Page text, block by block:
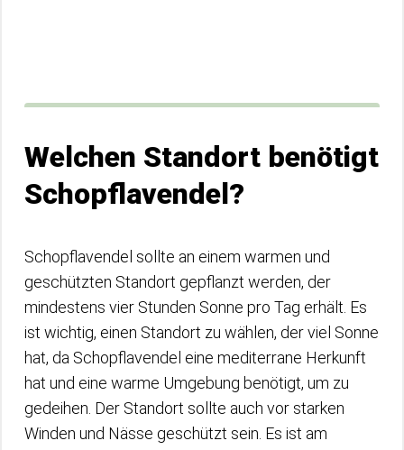
Welchen Standort benötigt
Schopflavendel?
Schopflavendel sollte an einem warmen und
geschützten Standort gepflanzt werden, der
mindestens vier Stunden Sonne pro Tag erhält. Es
ist wichtig, einen Standort zu wählen, der viel Sonne
hat, da Schopflavendel eine mediterrane Herkunft
hat und eine warme Umgebung benötigt, um zu
gedeihen. Der Standort sollte auch vor starken
Winden und Nässe geschützt sein. Es ist am